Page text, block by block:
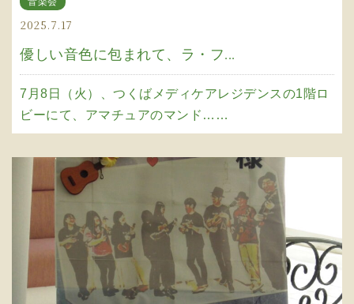
2025.7.17
優しい音色に包まれて、ラ・フ...
7月8日（火）、つくばメディケアレジデンスの1階ロ
ビーにて、アマチュアのマンド……